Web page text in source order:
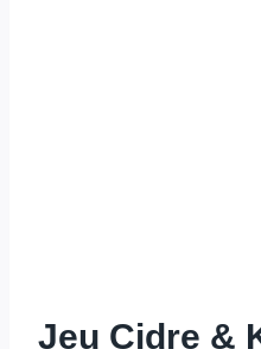
Jeu Cidre &